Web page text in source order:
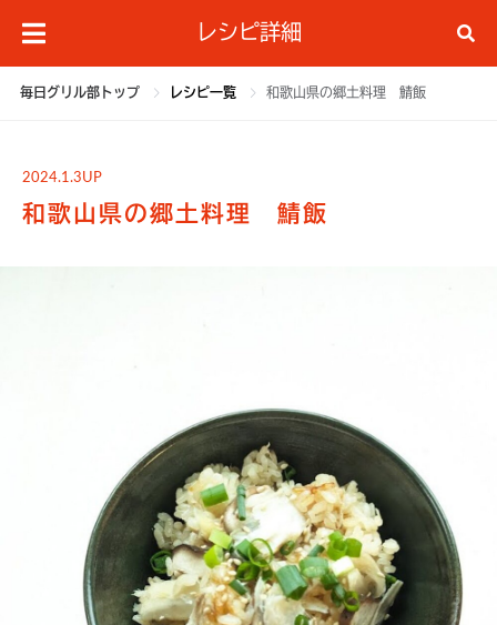
レシピ詳細
毎日グリル部トップ レシピ一覧 和歌山県の郷土料理 鯖飯
2024.1.3UP
和歌山県の郷土料理 鯖飯